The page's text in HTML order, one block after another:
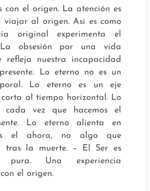
con el origen. La atención es
viajar al origen. Así es como
original experimenta el
obsesión por una vida
refleja nuestra incapacidad
Lo eterno no es un
Lo eterno es un eje
al tiempo horizontal. Lo
cada vez que hacemos el
Lo eterno alienta en
el ahora, no algo que
tras la muerte. – El Ser es
pura. Una experiencia
el origen.